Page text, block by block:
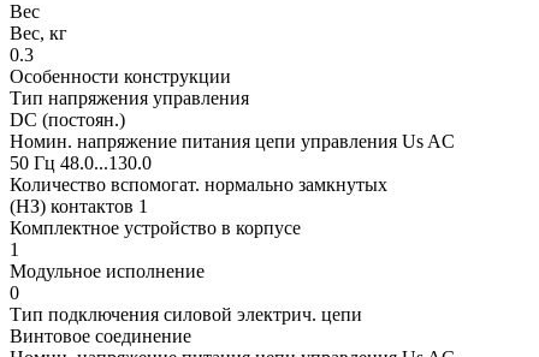
Вес
Вес, кг
0.3
Особенности конструкции
Тип напряжения управления
DC (постоян.)
Номин. напряжение питания цепи управления Us AC
50 Гц 48.0...130.0
Количество вспомогат. нормально замкнутых
(НЗ) контактов 1
Комплектное устройство в корпусе
1
Модульное исполнение
0
Тип подключения силовой электрич. цепи
Винтовое соединение